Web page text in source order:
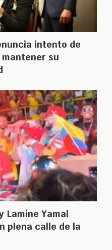
intento de
su
Lamine Yamal
plena calle de la